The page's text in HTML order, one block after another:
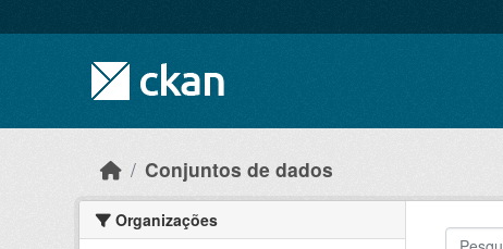
Conjuntos de dados
Organizações